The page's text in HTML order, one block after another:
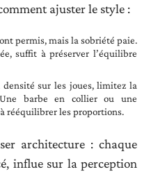
ajuster le style :
permis, mais la sobriété paie.
suffit à préserver l’équilibre
sur les joues, limitez la
barbe en collier ou une
rééquilibrer les proportions.
architecture : chaque
influe sur la perception